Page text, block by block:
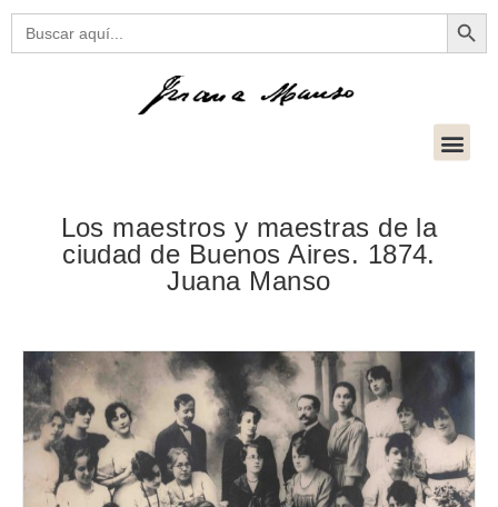
Buscar:
Los maestros y maestras de la
ciudad de Buenos Aires. 1874.
Juana Manso